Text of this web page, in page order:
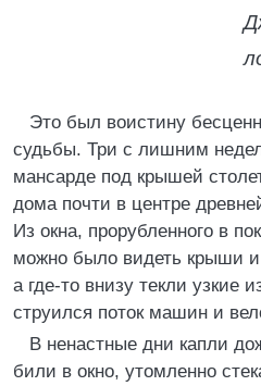
Это был воистину
судьбы. Три с лишним
мансарде под крышей
дома почти в центре
Из окна, прорубленного в
можно было видеть крыши
а где-то внизу текли узкие
струился поток машин и
В ненастные дни капли
били в окно, утомленно